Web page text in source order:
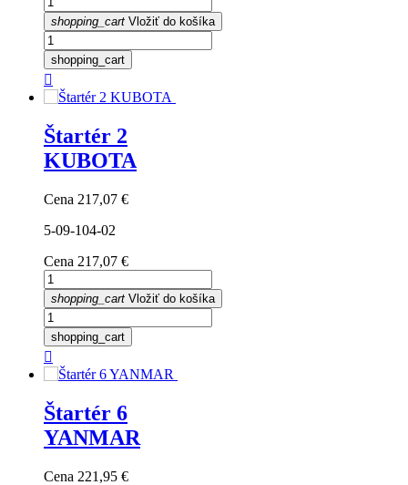
shopping_cart Vložiť do košíka
shopping_cart

Štartér 2
KUBOTA
Cena 217,07 €
5-09-104-02
Cena 217,07 €
shopping_cart Vložiť do košíka
shopping_cart

Štartér 6
YANMAR
Cena 221,95 €